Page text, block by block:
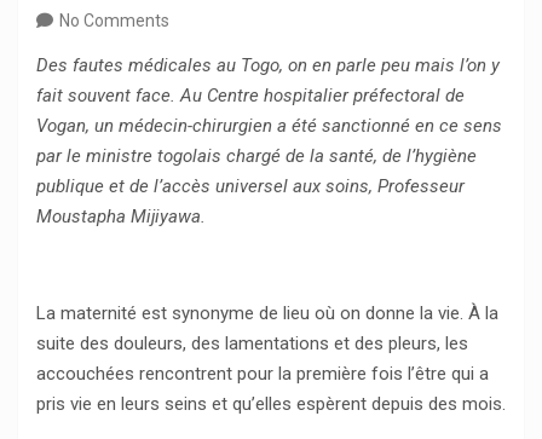
No Comments
Des fautes médicales au Togo, on en parle peu mais l’on y
fait souvent face. Au Centre hospitalier préfectoral de
Vogan, un médecin-chirurgien a été sanctionné en ce sens
par le ministre togolais chargé de la santé, de l’hygiène
publique et de l’accès universel aux soins, Professeur
Moustapha Mijiyawa.
La maternité est synonyme de lieu où on donne la vie. À la
suite des douleurs, des lamentations et des pleurs, les
accouchées rencontrent pour la première fois l’être qui a
pris vie en leurs seins et qu’elles espèrent depuis des mois.